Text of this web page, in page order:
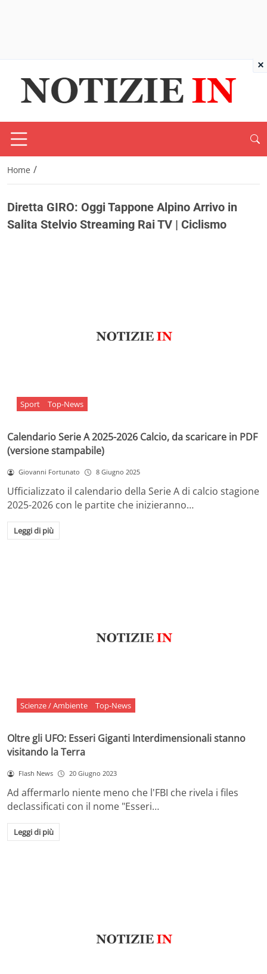
Home /
Diretta GIRO: Oggi Tappone Alpino Arrivo in
Salita Stelvio Streaming Rai TV | Ciclismo
Sport Top-News
Calendario Serie A 2025-2026 Calcio, da scaricare in PDF
(versione stampabile)
Giovanni Fortunato 8 Giugno 2025
Ufficializzato il calendario della Serie A di calcio stagione
2025-2026 con le partite che inizieranno…
Leggi di più
Scienze / Ambiente Top-News
Oltre gli UFO: Esseri Giganti Interdimensionali stanno
visitando la Terra
Flash News 20 Giugno 2023
Ad affermarlo niente meno che l'FBI che rivela i files
declassificati con il nome "Esseri…
Leggi di più
×